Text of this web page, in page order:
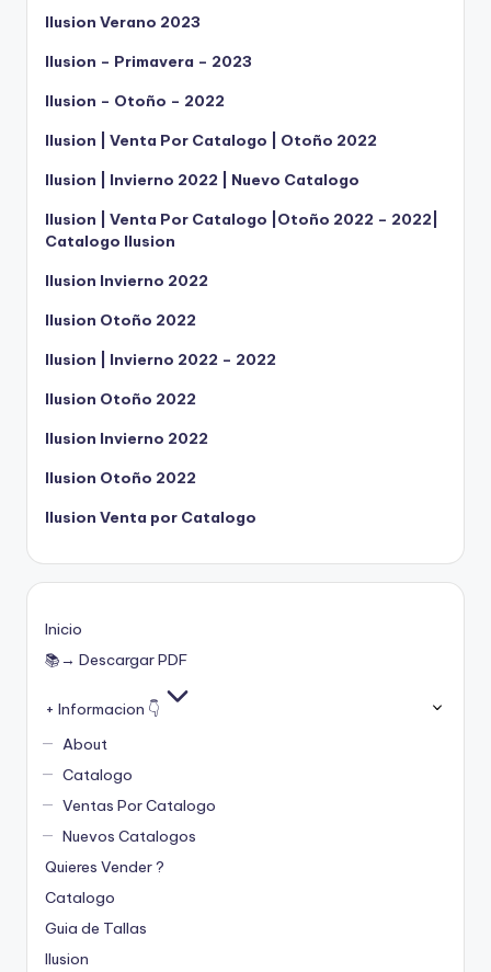
Ilusion Verano 2023
Ilusion – Primavera – 2023
Ilusion – Otoño – 2022
Ilusion | Venta Por Catalogo | Otoño 2022
Ilusion | Invierno 2022 | Nuevo Catalogo
Ilusion | Venta Por Catalogo |Otoño 2022 – 2022|
Catalogo Ilusion
Ilusion Invierno 2022
Ilusion Otoño 2022
Ilusion | Invierno 2022 – 2022
Ilusion Otoño 2022
Ilusion Invierno 2022
Ilusion Otoño 2022
Ilusion Venta por Catalogo
Inicio
📚→ Descargar PDF
+ Informacion 👇
About
Catalogo
Ventas Por Catalogo
Nuevos Catalogos
Quieres Vender ?
Catalogo
Guia de Tallas
Ilusion